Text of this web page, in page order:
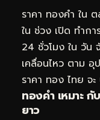
ราคา ทองคำ ใน
ใน ช่วง เปิด ทำก
24 ชั่วโมง ใน วัน
เคลื่อนไหว ตาม
ราคา ทอง ไทย จ
ทองคำ เหมาะ กั
ยาว